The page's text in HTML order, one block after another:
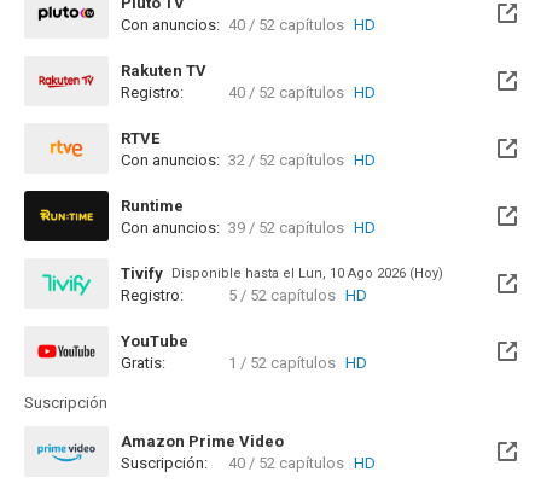
Con anuncios: 40 / 52 capítulos HD
Rakuten TV
Registro:
40 / 52 capítulos HD
RTVE
Con anuncios: 32 / 52 capítulos HD
Runtime
Con anuncios: 39 / 52 capítulos HD
Tivify Disponible hasta el Lun, 10 Ago 2026 (Hoy)
Registro: 5 / 52 capítulos HD
YouTube
Gratis:
1 / 52 capítulos HD
Suscripción
Amazon Prime Video
Suscripción:
40 / 52 capítulos HD